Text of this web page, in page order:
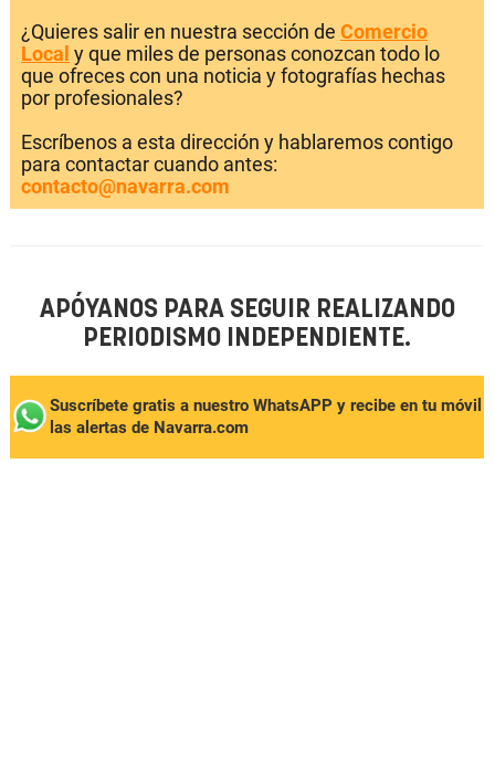
¿Quieres salir en nuestra sección de Comercio
Local y que miles de personas conozcan todo lo
que ofreces con una noticia y fotografías hechas
por profesionales?
Escríbenos a esta dirección y hablaremos contigo
para contactar cuando antes:
contacto@navarra.com
APÓYANOS PARA SEGUIR REALIZANDO
PERIODISMO INDEPENDIENTE.
Suscríbete gratis a nuestro WhatsAPP y recibe en tu móvil
las alertas de Navarra.com